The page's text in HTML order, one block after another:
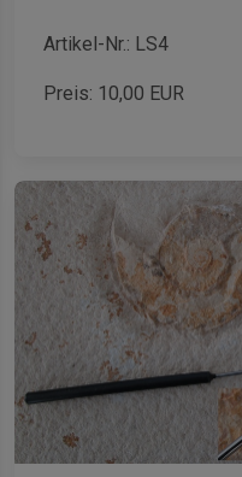
Artikel-Nr.: LS4
Preis: 10,00 EUR